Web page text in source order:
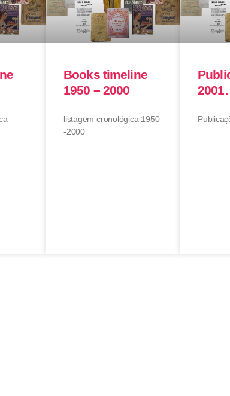
Books timeline
1950 – 2000
listagem cronológica 1950
-2000